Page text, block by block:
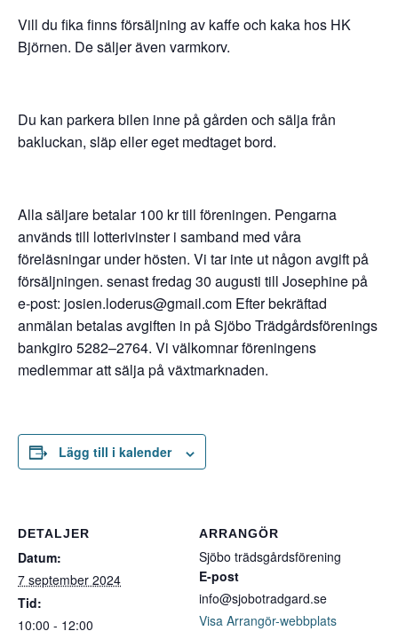
Vill du fika finns försäljning av kaffe och kaka hos HK
Björnen. De säljer även varmkorv.
Du kan parkera bilen inne på gården och sälja från
bakluckan, släp eller eget medtaget bord.
Alla säljare betalar 100 kr till föreningen. Pengarna
används till lotterivinster i samband med våra
föreläsningar under hösten. Vi tar inte ut någon avgift på
försäljningen. senast fredag 30 augusti till Josephine på
e-post: josien.loderus@gmail.com Efter bekräftad
anmälan betalas avgiften in på Sjöbo Trädgårdsförenings
bankgiro 5282–2764. Vi välkomnar föreningens
medlemmar att sälja på växtmarknaden.
Lägg till i kalender
DETALJER
Datum:
7 september 2024
Tid:
10:00 - 12:00
ARRANGÖR
Sjöbo trädsgårdsförening
E-post
info@sjobotradgard.se
Visa Arrangör-webbplats